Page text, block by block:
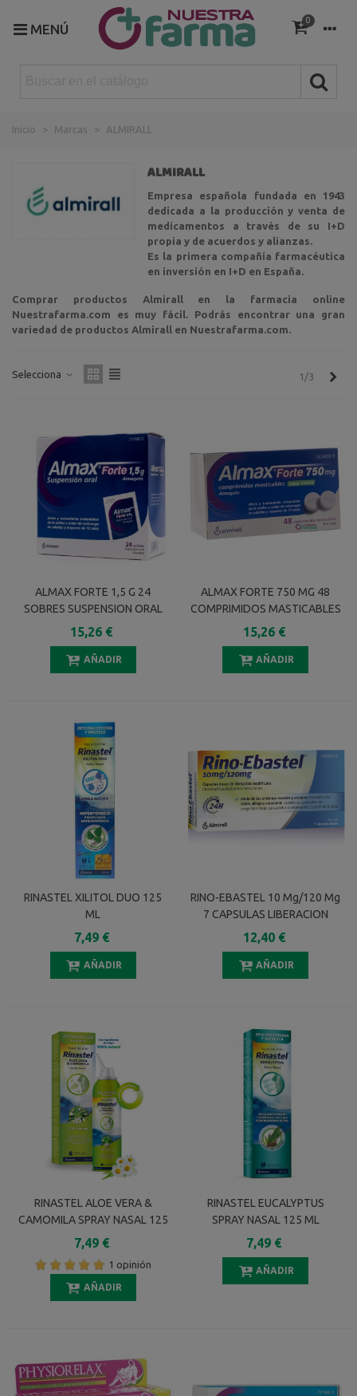
MENÚ
0
Inicio > Marcas > ALMIRALL
ALMIRALL
Empresa española fundada en 1943
dedicada a la producción y venta de
medicamentos a través de su I+D
propia y de acuerdos y alianzas. ​
Es la primera compañía farmacéutica
en inversión en I+D en España. ​
Comprar productos Almirall en la farmacia online
Nuestrafarma.com es muy fácil. Podrás encontrar una gran
variedad de productos Almirall en Nuestrafarma.com.
Selecciona 1/3
ALMAX FORTE 1,5 G 24
SOBRES SUSPENSION ORAL
15,26 €
AÑADIR
ALMAX FORTE 750 MG 48
COMPRIMIDOS MASTICABLES
SABOR MENTA
15,26 €
AÑADIR
RINASTEL XILITOL DUO 125
ML
7,49 €
AÑADIR
RINO-EBASTEL 10 Mg/120 Mg
7 CAPSULAS LIBERACION
MODIFICADA
12,40 €
AÑADIR
RINASTEL ALOE VERA &
CAMOMILA SPRAY NASAL 125
ML
7,49 €
1 opinión
AÑADIR
RINASTEL EUCALYPTUS
SPRAY NASAL 125 ML
7,49 €
AÑADIR